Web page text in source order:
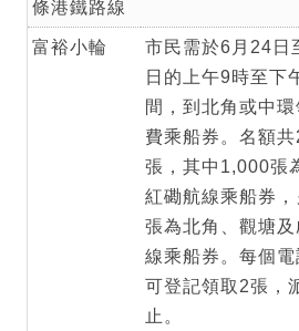
條港鐵路線
富裕小輪
市民需於6月24日
日的上午9時至下
間，到北角或中
費乘船券。名額
張，其中1,000張
紅磡航線乘船券
張為北角、觀塘及
線乘船券。每個
可登記領取2張，
止。